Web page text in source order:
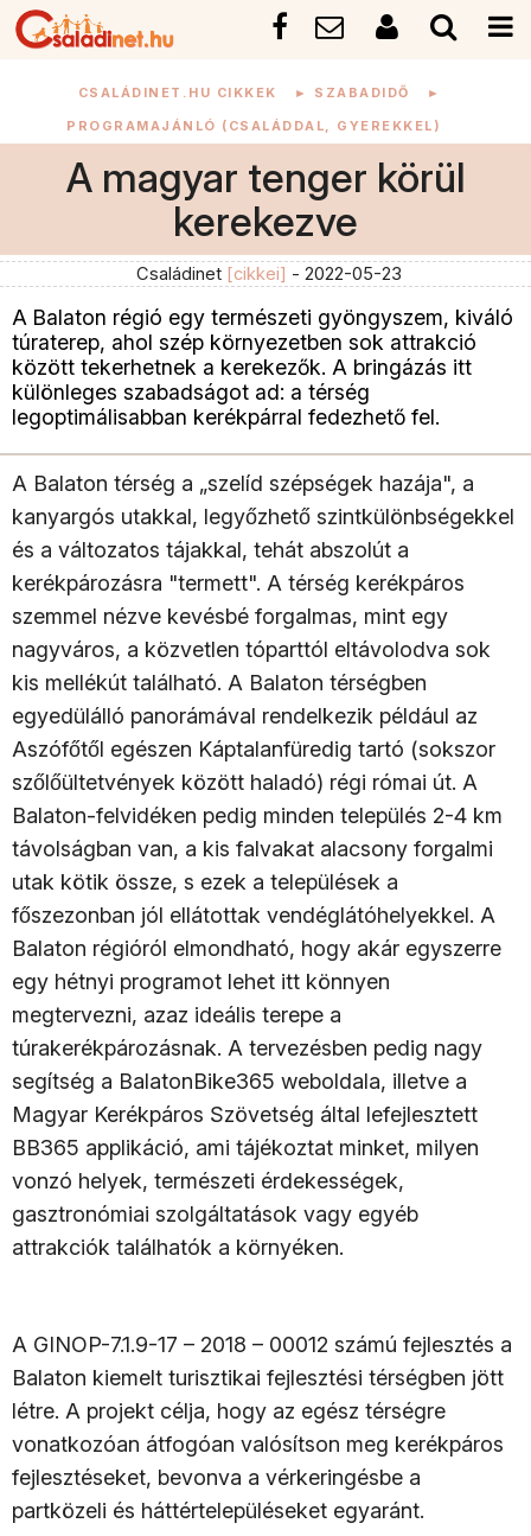
CSALÁDINET.HU CIKKEK ► SZABADIDŐ ►
PROGRAMAJÁNLÓ (CSALÁDDAL, GYEREKKEL)
A magyar tenger körül
kerekezve
Családinet [cikkei] - 2022-05-23
A Balaton régió egy természeti gyöngyszem, kiváló
túraterep, ahol szép környezetben sok attrakció
között tekerhetnek a kerekezők. A bringázás itt
különleges szabadságot ad: a térség
legoptimálisabban kerékpárral fedezhető fel.
A Balaton térség a „szelíd szépségek hazája", a
kanyargós utakkal, legyőzhető szintkülönbségekkel
és a változatos tájakkal, tehát abszolút a
kerékpározásra "termett". A térség kerékpáros
szemmel nézve kevésbé forgalmas, mint egy
nagyváros, a közvetlen tóparttól eltávolodva sok
kis mellékút található. A Balaton térségben
egyedülálló panorámával rendelkezik például az
Aszófőtől egészen Káptalanfüredig tartó (sokszor
szőlőültetvények között haladó) régi római út. A
Balaton-felvidéken pedig minden település 2-4 km
távolságban van, a kis falvakat alacsony forgalmi
utak kötik össze, s ezek a települések a
főszezonban jól ellátottak vendéglátóhelyekkel. A
Balaton régióról elmondható, hogy akár egyszerre
egy hétnyi programot lehet itt könnyen
megtervezni, azaz ideális terepe a
túrakerékpározásnak. A tervezésben pedig nagy
segítség a BalatonBike365 weboldala, illetve a
Magyar Kerékpáros Szövetség által lefejlesztett
BB365 applikáció, ami tájékoztat minket, milyen
vonzó helyek, természeti érdekességek,
gasztronómiai szolgáltatások vagy egyéb
attrakciók találhatók a környéken.
A GINOP-7.1.9-17 – 2018 – 00012 számú fejlesztés a
Balaton kiemelt turisztikai fejlesztési térségben jött
létre. A projekt célja, hogy az egész térségre
vonatkozóan átfogóan valósítson meg kerékpáros
fejlesztéseket, bevonva a vérkeringésbe a
partközeli és háttértelepüléseket egyaránt.